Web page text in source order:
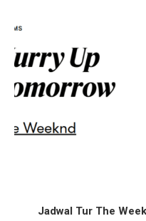
Jadwal Tur The